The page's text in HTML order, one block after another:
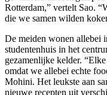
Rotterdam,” vertelt Sao.
die we samen wilden
De meiden wonen allebei
studentenhuis in het
gezamenlijke kelder.
omdat we allebei echte
Mohini. Het leukste aan
nieuwe recepten uit